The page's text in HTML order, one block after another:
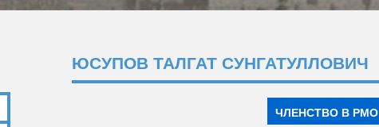
ЮСУПОВ ТАЛГАТ СУНГАТУЛЛОВИЧ
ЧЛЕНСТВО В РМО